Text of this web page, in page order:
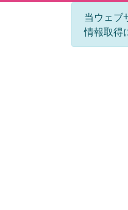
当ウェブ
情報取得